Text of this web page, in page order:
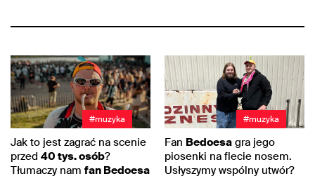
#muzyka
Jak to jest zagrać na scenie
przed 40 tys. osób?
Tłumaczy nam fan Bedoesa
#muzyka
Fan Bedoesa gra jego
piosenki na flecie nosem.
Usłyszymy wspólny utwór?